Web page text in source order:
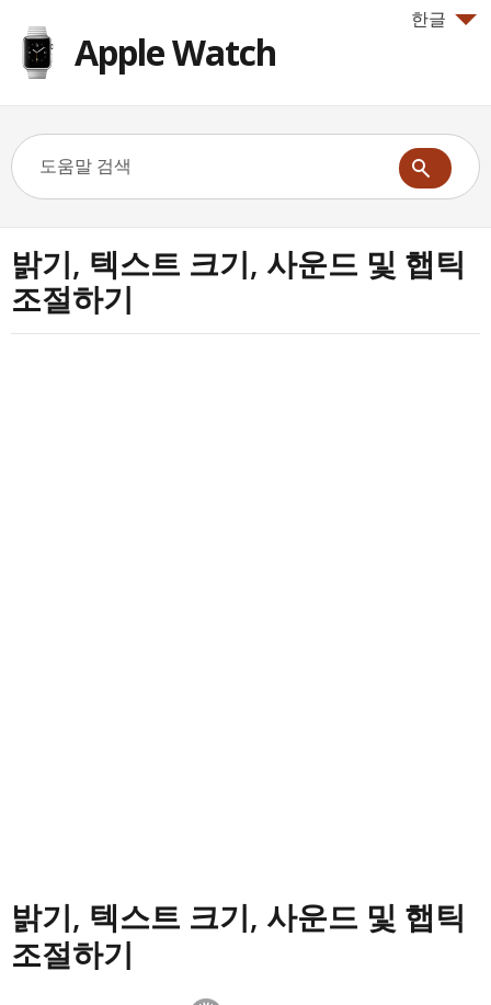
한글
Apple Watch
밝기, 텍스트 크기, 사운드 및 햅틱
조절하기
밝기, 텍스트 크기, 사운드 및 햅틱
조절하기